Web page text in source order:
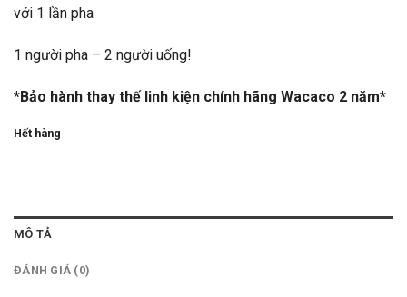
với 1 lần pha
1 người pha – 2 người uống!
*Bảo hành thay thế linh kiện chính hãng Wacaco 2 năm*
Hết hàng
MÔ TẢ
ĐÁNH GIÁ (0)